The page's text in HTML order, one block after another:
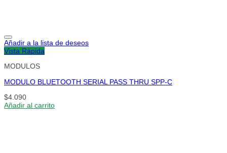
Añadir a la lista de deseos
Vista Rápida
MODULOS
MODULO BLUETOOTH SERIAL PASS THRU SPP-C
$4.090
Añadir al carrito